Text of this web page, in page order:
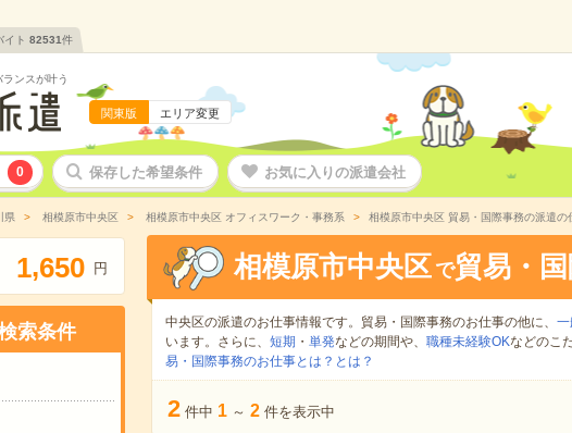
イト 82531件
ンスが叶う
関東版 エリア変更
0 保存した希望条件 お気に入りの派遣会社
県 相模原市中央区 相模原市中央区 オフィスワーク・事務系 相模原市中央区 貿易・国際事務の派遣の
1,650 円
索条件
相模原市中央区 で貿易・
中央区の派遣のお仕事情報です。貿易・国際事務のお仕事の他に、 一
います。さらに、 短期 ・ 単発などの期間や、 職種未経験OKなどのこ
易・国際事務のお仕事とは？とは？
2 件中 1 ～ 2 件を表示中